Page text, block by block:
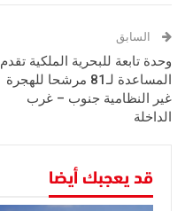
السابق
وحدة تابعة للبحرية الملكية تقدم
المساعدة لـ81 مرشحا للهجرة
غير النظامية جنوب – غرب
الداخلة
قد يعجبك أيضا